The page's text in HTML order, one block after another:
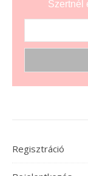
Szertnél
Regisztráció